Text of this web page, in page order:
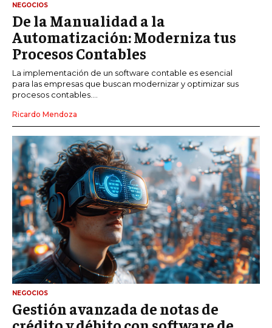
NEGOCIOS
De la Manualidad a la
Automatización: Moderniza tus
Procesos Contables
La implementación de un software contable es esencial
para las empresas que buscan modernizar y optimizar sus
procesos contables....
Ricardo Mendoza
NEGOCIOS
Gestión avanzada de notas de